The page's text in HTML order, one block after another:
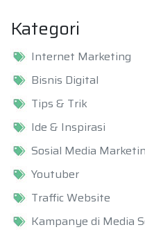
Kategori
Internet Marketing
Bisnis Digital
Tips & Trik
Ide & Inspirasi
Sosial Media
Youtuber
Traffic Website
Kampanye di Media